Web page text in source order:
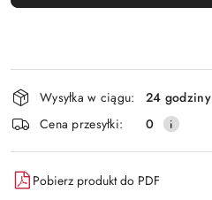
Wyślij
Dostępność
i
dostawa
Wysyłka w ciągu:
24 godziny
Cena przesyłki:
0
Pobierz produkt do PDF